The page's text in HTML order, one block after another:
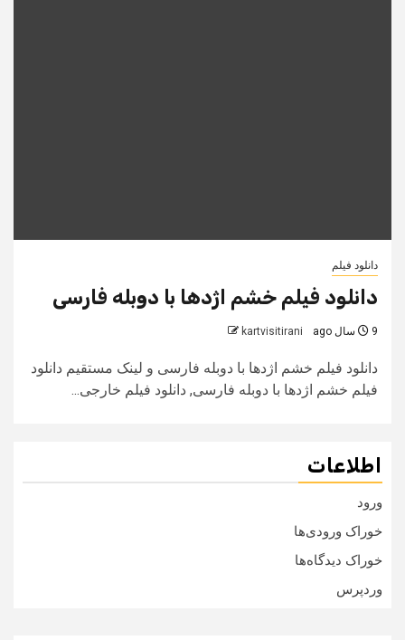
دانلود فیلم
دانلود فیلم خشم اژدها با دوبله فارسی
9 سال ago kartvisitirani
دانلود فیلم خشم اژدها با دوبله فارسی و لینک مستقیم دانلود
فیلم خشم اژدها با دوبله فارسی, دانلود فیلم خارجی...
اطلاعات
ورود
خوراک ورودی‌ها
خوراک دیدگاه‌ها
وردپرس